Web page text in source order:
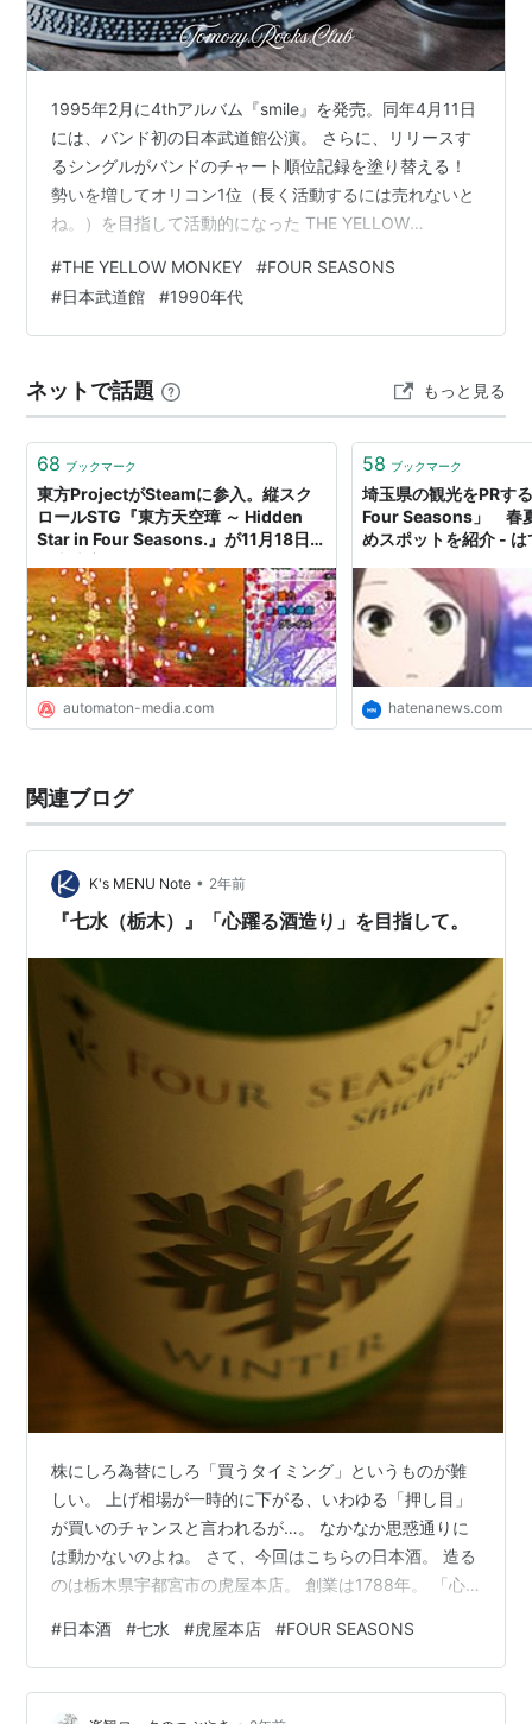
1995年2月に4thアルバム『smile』を発売。同年4月11日
には、バンド初の日本武道館公演。 さらに、リリースす
るシングルがバンドのチャート順位記録を塗り替える！
勢いを増してオリコン1位（長く活動するには売れないと
ね。）を目指して活動的になった THE YELLOW
い、同年発売2枚目となる5thアルバム『FOUR
SEASONS』を発売してきた！ そして、この5thアルバム
『FOUR SEASONS』が祈願のオリコン1位を獲得するこ
イエモンがここに...。 THE YELL…
#THE YELLOW MONKEY #FOUR SEASONS
#日本武道館 #1990年代
ネットで話題 もっと見る
68 ブックマーク
東方ProjectがSteamに参入。縦スク
ロールSTG『東方天空璋 ～ Hidden
Star in Four Seasons.』が11月18日に
automaton-media.com
58 ブックマーク
埼玉県の観光をPRす
Four Seasons」 春
めスポットを紹介 -
hatenanews.com
関連ブログ
K's MENU Note • 2年前
『七水（栃木）』「心躍る酒造り」を目指して。
株にしろ為替にしろ「買うタイミング」というものが難
しい。 上げ相場が一時的に下がる、いわゆる「押し目」
が買いのチャンスと言われるが…。 なかなか思惑通りに
は動かないのよね。 さて、今回はこちらの日本酒。 造る
のは栃木県宇都宮市の虎屋本店。 創業は1788年。 「心
している。 toratora.co.jp 今回の一本は… 季節限定
「FOUR SEASONS」シリーズの第一弾。 「夢さらら」
の等外米を60%精白した「おりがらみ」生酒。 「おり」
#日本酒 #七水 #虎屋本店 #FOUR SEASONS